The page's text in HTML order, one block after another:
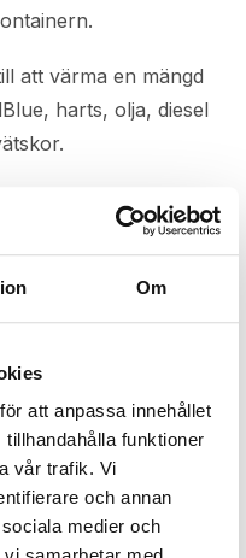
Om
att anpassa innehållet
funktioner
vår trafik. Vi
och annan
medier och
att värma en mängd
harts, olja, diesel
48h (1000-literstank
till +50º C med